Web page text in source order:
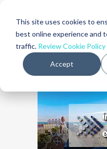
This site uses cookies to
best online experience and
traffic. Review Cookie Policy
Accept